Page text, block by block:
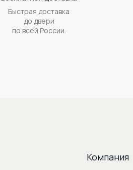
Быстрая доставка
до двери
по всей России.
Компания